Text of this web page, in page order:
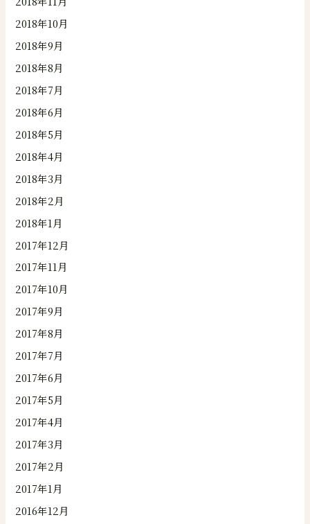
2018年10月
2018年9月
2018年8月
2018年7月
2018年6月
2018年5月
2018年4月
2018年3月
2018年2月
2018年1月
2017年12月
2017年11月
2017年10月
2017年9月
2017年8月
2017年7月
2017年6月
2017年5月
2017年4月
2017年3月
2017年2月
2017年1月
2016年12月